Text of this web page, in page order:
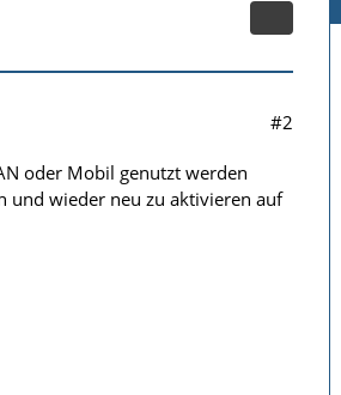
#2
oder Mobil genutzt werden
und wieder neu zu aktivieren auf